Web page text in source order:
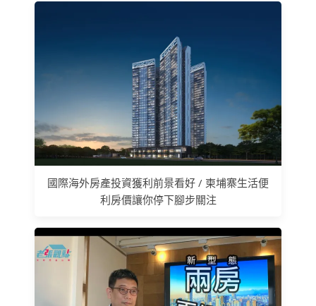
國際海外房產投資獲利前景看好 / 柬埔寨生活便
利房價讓你停下腳步關注